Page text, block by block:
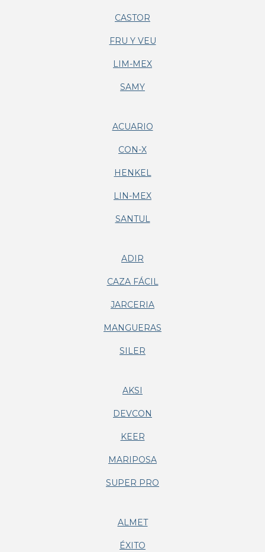
CASTOR
FRU Y VEU
LIM-MEX
SAMY
ACUARIO
CON-X
HENKEL
LIN-MEX
SANTUL
ADIR
CAZA FÁCIL
JARCERIA
MANGUERAS
SILER
AKSI
DEVCON
KEER
MARIPOSA
SUPER PRO
ALMET
ÉXITO